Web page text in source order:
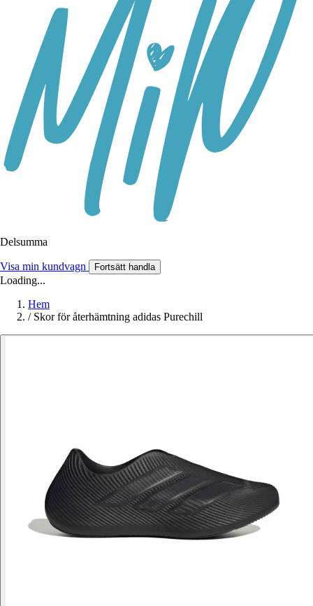
Delsumma
Visa min kundvagn Fortsätt handla
Loading...
Hem
/ Skor för återhämtning adidas Purechill